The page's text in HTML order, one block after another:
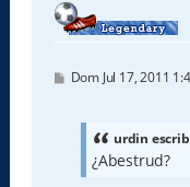
M
Dom Jul 17, 2011
urdin
¿Abestrud?